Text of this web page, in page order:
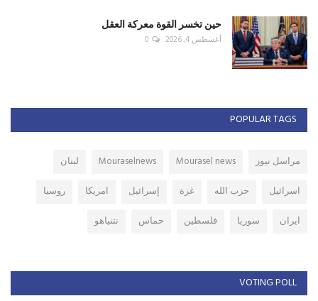
حين تخسر القوة معركة العقل
أغسطس 4, 2026 0
POPULAR TAGS
مراسل نيوز Mourasel news
Mouraselnews
لبنان
اسرائيل
حزب الله غزة إسرائيل امريكا
روسيا
ايران
سوريا فلسطين حماس نتنياهو
VOTING POLL